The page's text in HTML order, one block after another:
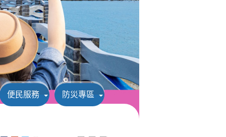
便民服務 防災專區